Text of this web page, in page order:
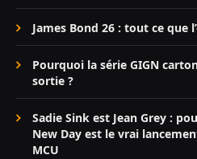
James Bond 26 : tout ce que
Pourquoi la série GIGN
sortie ?
Sadie Sink est Jean Grey :
New Day est le vrai
MCU